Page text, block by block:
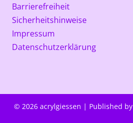
Barrierefreiheit
Sicherheitshinweise
Impressum
Datenschutzerklärung
© 2026 acrylgiessen | Published by